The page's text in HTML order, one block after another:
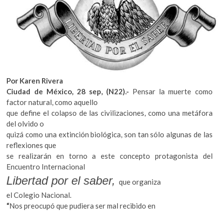
Por Karen Rivera
Ciudad de México, 28 sep, (N22).- Pensar la muerte como
factor natural, como aquello
que define el colapso de las civilizaciones, como una metáfora
del olvido o
quizá como una extinción biológica, son tan sólo algunas de las
reflexiones que
se realizarán en torno a este concepto protagonista del
Encuentro Internacional
Libertad por el saber,que organiza
el Colegio Nacional.
“Nos preocupó que pudiera ser mal recibido en